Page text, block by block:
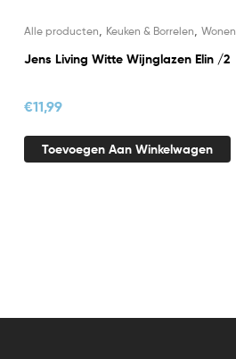
Alle producten Keuken & Borrelen Wonen
Jens Living Witte Wijnglazen Elin /2
€11,99
Toevoegen Aan Winkelwagen